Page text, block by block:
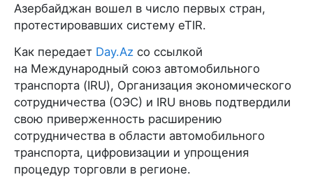
Азербайджан вошел в число первых стран,
протестировавших систему eTIR.
Как передает Day.Az со ссылкой
на Международный союз автомобильного
транспорта (IRU), Организация экономического
сотрудничества (ОЭС) и IRU вновь подтвердили
свою приверженность расширению
сотрудничества в области автомобильного
транспорта, цифровизации и упрощения
процедур торговли в регионе.